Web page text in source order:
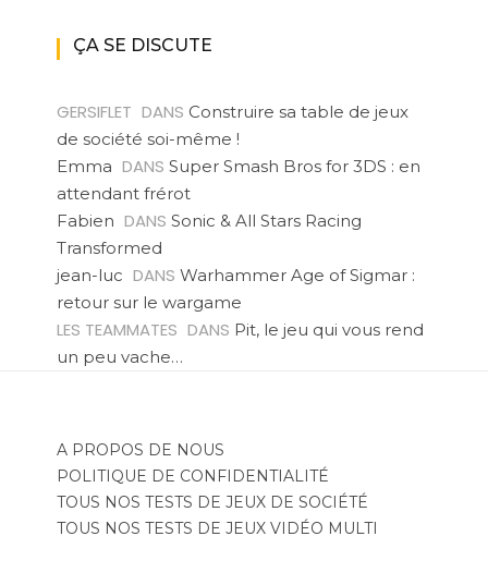
ÇA SE DISCUTE
GERSIFLET DANS Construire sa table de jeux
de société soi-même !
Emma DANS Super Smash Bros for 3DS : en
attendant frérot
Fabien DANS Sonic & All Stars Racing
Transformed
jean-luc DANS Warhammer Age of Sigmar :
retour sur le wargame
LES TEAMMATES DANS Pit, le jeu qui vous rend
un peu vache…
A PROPOS DE NOUS
POLITIQUE DE CONFIDENTIALITÉ
TOUS NOS TESTS DE JEUX DE SOCIÉTÉ
TOUS NOS TESTS DE JEUX VIDÉO MULTI